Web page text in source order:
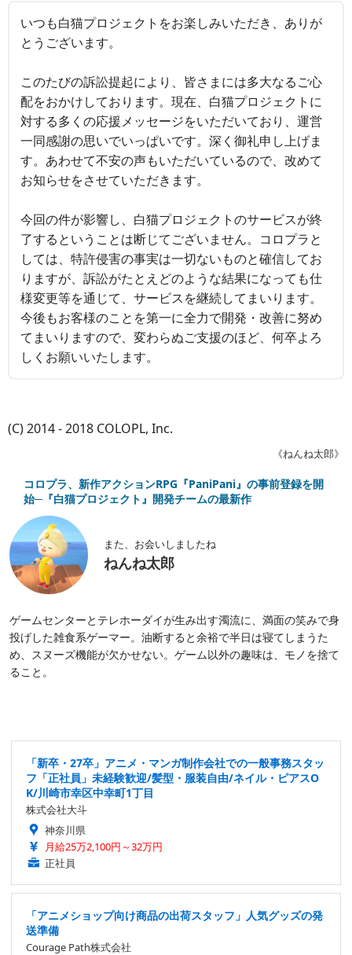
いつも白猫プロジェクトをお楽しみいただき、ありが
とうございます。
このたびの訴訟提起により、皆さまには多大なるご心
配をおかけしております。現在、白猫プロジェクトに
対する多くの応援メッセージをいただいており、運営
一同感謝の思いでいっぱいです。深く御礼申し上げま
す。あわせて不安の声もいただいているので、改めて
お知らせをさせていただきます。
今回の件が影響し、白猫プロジェクトのサービスが終
了するということは断じてございません。コロプラと
しては、特許侵害の事実は一切ないものと確信してお
りますが、訴訟がたとえどのような結果になっても仕
様変更等を通じて、サービスを継続してまいります。
今後もお客様のことを第一に全力で開発・改善に努め
てまいりますので、変わらぬご支援のほど、何卒よろ
しくお願いいたします。
(C) 2014 - 2018 COLOPL, Inc.
《ねんね太郎》
コロプラ、新作アクションRPG『PaniPani』の事前登録を開
始─『白猫プロジェクト』開発チームの最新作
また、お会いしましたね
ねんね太郎
ゲームセンターとテレホーダイが生み出す濁流に、満面の笑みで身
投げした雑食系ゲーマー。油断すると余裕で半日は寝てしまうた
め、スヌーズ機能が欠かせない。ゲーム以外の趣味は、モノを捨て
ること。
「新卒・27卒」アニメ・マンガ制作会社での一般事務スタッ
フ「正社員」未経験歓迎/髪型・服装自由/ネイル・ピアスO
K/川崎市幸区中幸町1丁目
株式会社大斗
神奈川県
月給25万2,100円～32万円
正社員
「アニメショップ向け商品の出荷スタッフ」人気グッズの発
送準備
Courage Path株式会社